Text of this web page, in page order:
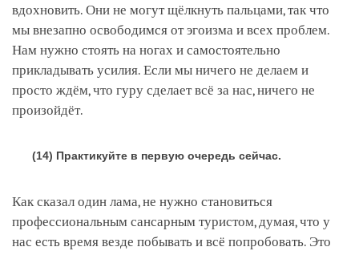
вдохновить. Они не могут щёлкнуть пальцами, так что
мы внезапно освободимся от эгоизма и всех проблем.
Нам нужно стоять на ногах и самостоятельно
прикладывать усилия. Если мы ничего не делаем и
просто ждём, что гуру сделает всё за нас, ничего не
произойдёт.
(14) Практикуйте в первую очередь сейчас.
Как сказал один лама, не нужно становиться
профессиональным сансарным туристом, думая, что у
нас есть время везде побывать и всё попробовать. Это